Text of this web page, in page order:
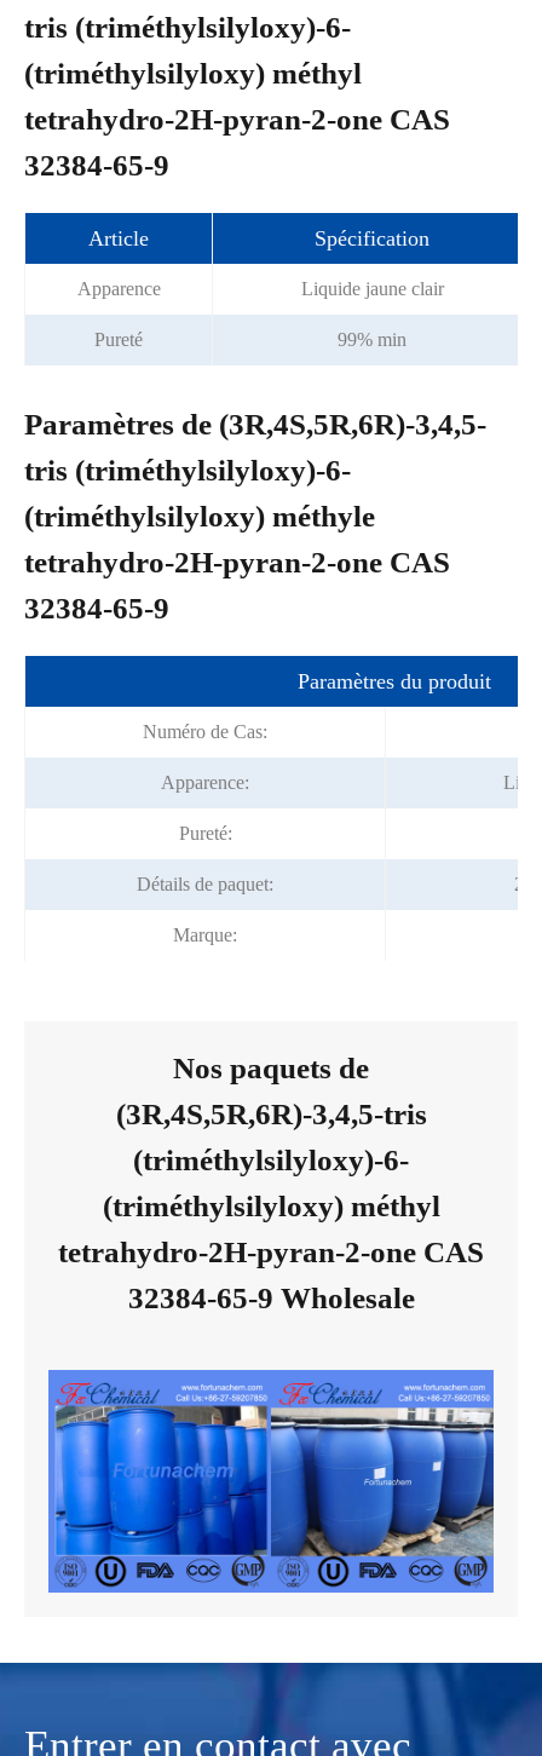
tris (triméthylsilyloxy)-6-
(triméthylsilyloxy) méthyl
tetrahydro-2H-pyran-2-one CAS
32384-65-9
Article Spécification
Apparence Liquide jaune clair
Pureté 99% min
Paramètres de (3R,4S,5R,6R)-3,4,5-
tris (triméthylsilyloxy)-6-
(triméthylsilyloxy) méthyle
tetrahydro-2H-pyran-2-one CAS
32384-65-9
Paramètres du produit
Numéro de Cas:
Apparence:
Pureté:
Détails de paquet:
Marque:
Nos paquets de
(3R,4S,5R,6R)-3,4,5-tris
(triméthylsilyloxy)-6-
(triméthylsilyloxy) méthyl
tetrahydro-2H-pyran-2-one CAS
32384-65-9 Wholesale
Entrer en contact avec